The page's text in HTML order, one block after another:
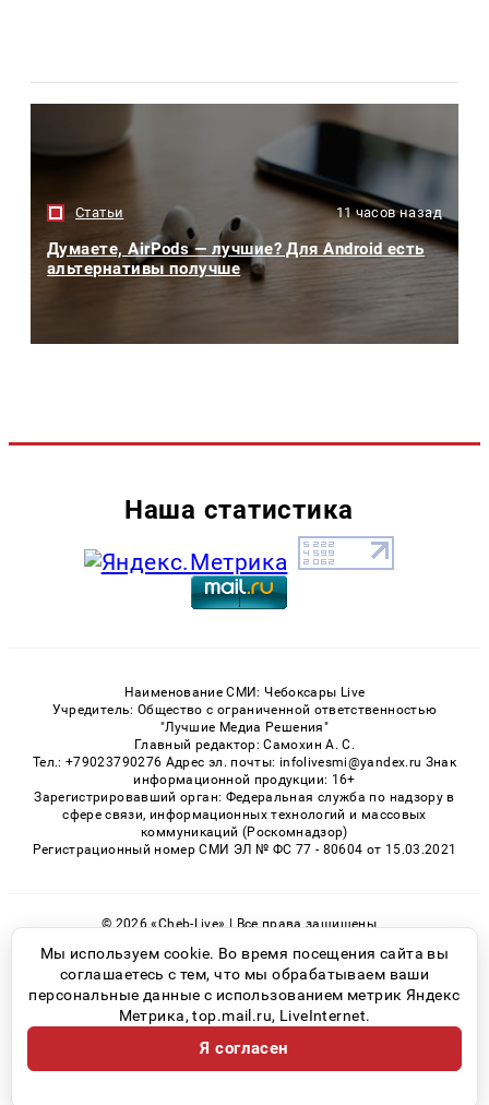
Статьи 11 часов назад
Думаете, AirPods — лучшие? Для Android есть
альтернативы получше
Наша статистика
Наименование СМИ: Чебоксары Live
Учредитель: Общество с ограниченной ответственностью
"Лучшие Медиа Решения"
Главный редактор: Самохин А. С.
Тел.: +79023790276 Адрес эл. почты: infolivesmi@yandex.ru Знак
информационной продукции: 16+
Зарегистрировавший орган: Федеральная служба по надзору в
сфере связи, информационных технологий и массовых
коммуникаций (Роскомнадзор)
Регистрационный номер СМИ ЭЛ № ФС 77 - 80604 от 15.03.2021
© 2026 «Cheb-Live» | Все права защищены
Возрастная категория сайта 16+
Политика конфиденциальности
Мы используем cookie. Во время посещения сайта вы
соглашаетесь с тем, что мы обрабатываем ваши
персональные данные с использованием метрик Яндекс
Метрика, top.mail.ru, LiveInternet.
Я согласен